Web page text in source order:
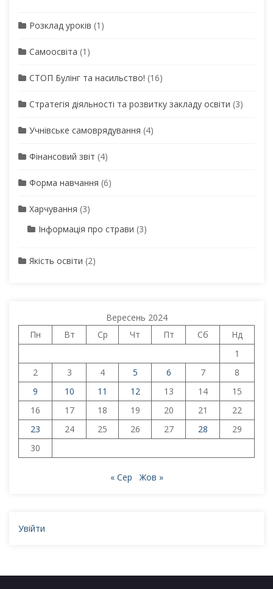
Розклад уроків (1)
Самоосвіта (1)
СТОП Булінг та насильство! (16)
Стратегія діяльності та розвитку закладу освіти (3)
Учнівське самоврядування (4)
Фінансовий звіт (4)
Форма навчання (6)
Харчування (3)
Інформація про страви (3)
Якість освіти (2)
Вересень 2024
Пн
Вт Ср Чт Пт Сб
Нд
1
2
3 4 5 6 7
8
9
10 11 12 13 14
15
16
17 18 19 20 21
22
23
24 25 26 27 28
29
30
« Сер Жов »
Увійти